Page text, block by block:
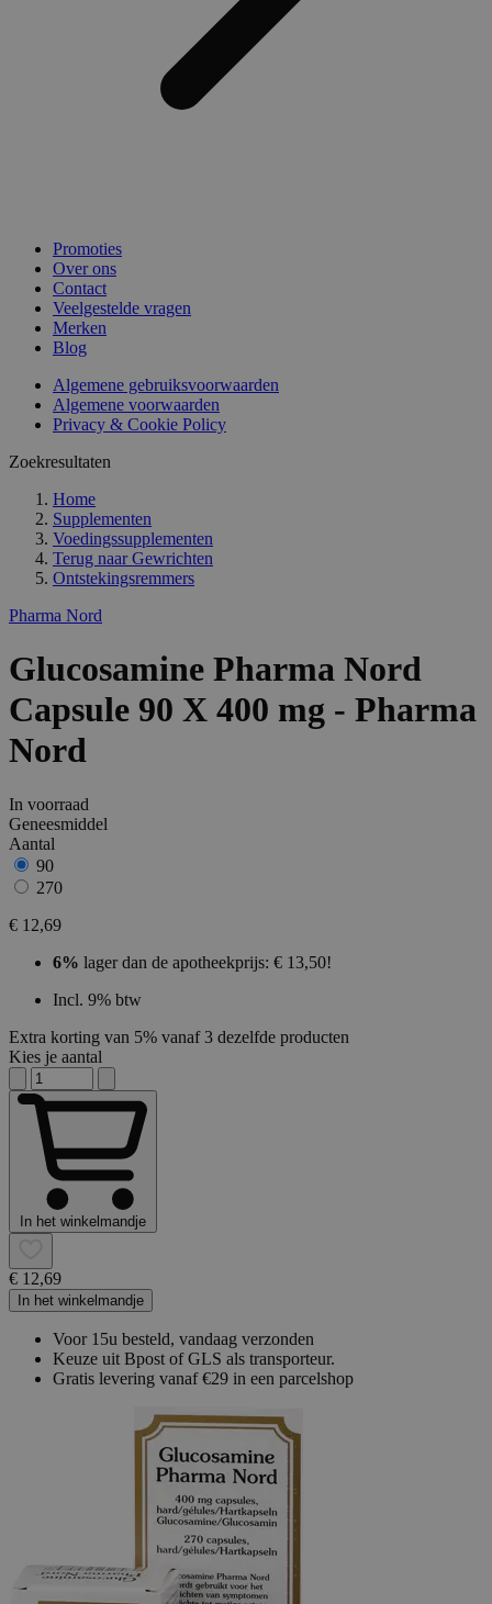
Promoties
Over ons
Contact
Veelgestelde vragen
Merken
Blog
Algemene gebruiksvoorwaarden
Algemene voorwaarden
Privacy & Cookie Policy
Zoekresultaten
Home
Supplementen
Voedingssupplementen
Terug naar Gewrichten
Ontstekingsremmers
Pharma Nord
Glucosamine Pharma Nord
Capsule 90 X 400 mg - Pharma
Nord
In voorraad
Geneesmiddel
Aantal
90
270
€ 12,69
6% lager dan de apotheekprijs: € 13,50!
Incl. 9% btw
Extra korting van 5% vanaf 3 dezelfde producten
Kies je aantal
In het winkelmandje
€ 12,69
In het winkelmandje
Voor 15u besteld, vandaag verzonden
Keuze uit Bpost of GLS als transporteur.
Gratis levering vanaf €29 in een parcelshop